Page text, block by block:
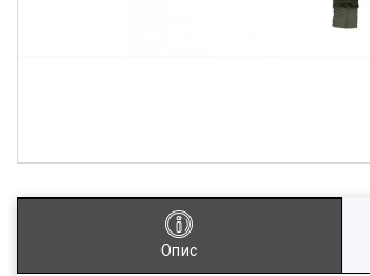
Опис